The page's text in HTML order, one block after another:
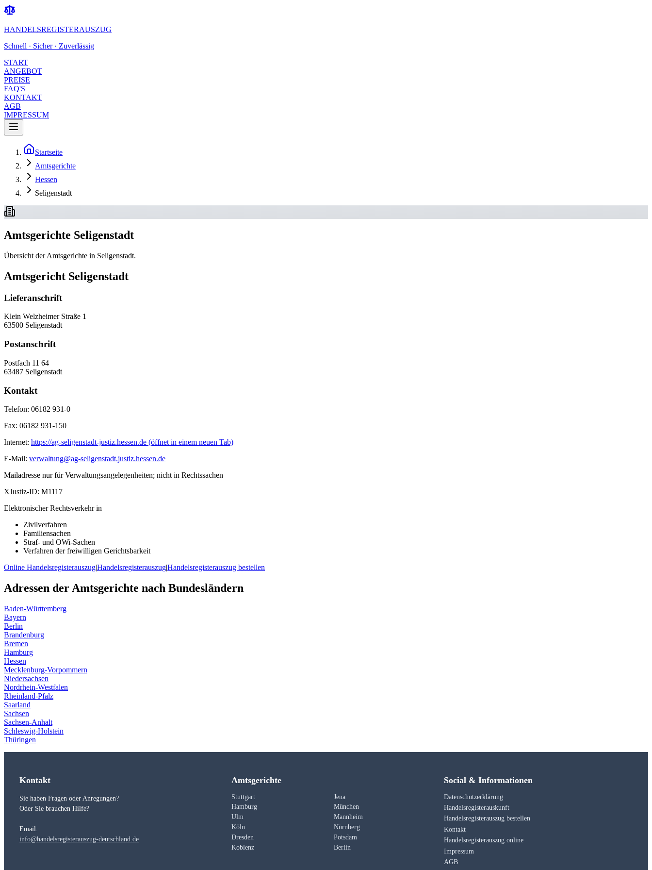
HANDELSREGISTERAUSZUG
Schnell · Sicher · Zuverlässig
START
ANGEBOT
PREISE
FAQ'S
KONTAKT
AGB
IMPRESSUM
Startseite
Amtsgerichte
Hessen
Seligenstadt
Amtsgerichte Seligenstadt
Übersicht der Amtsgerichte in Seligenstadt.
Amtsgericht Seligenstadt
Lieferanschrift
Klein Welzheimer Straße 1
63500 Seligenstadt
Postanschrift
Postfach 11 64
63487 Seligenstadt
Kontakt
Telefon: 06182 931-0
Fax: 06182 931-150
Internet: https://ag-seligenstadt-justiz.hessen.de (öffnet in einem neuen Tab)
E-Mail: verwaltung@ag-seligenstadt.justiz.hessen.de
Mailadresse nur für Verwaltungsangelegenheiten; nicht in Rechtssachen
XJustiz-ID: M1117
Elektronischer Rechtsverkehr in
Zivilverfahren
Familiensachen
Straf- und OWi-Sachen
Verfahren der freiwilligen Gerichtsbarkeit
Online Handelsregisterauszug|Handelsregisterauszug|Handelsregisterauszug bestellen
Adressen der Amtsgerichte nach Bundesländern
Baden-Württemberg
Bayern
Berlin
Brandenburg
Bremen
Hamburg
Hessen
Mecklenburg-Vorpommern
Niedersachsen
Nordrhein-Westfalen
Rheinland-Pfalz
Saarland
Sachsen
Sachsen-Anhalt
Schleswig-Holstein
Thüringen
Kontakt
Sie haben Fragen oder Anregungen?
Oder Sie brauchen Hilfe?
Email:
info@handelsregisterauszug-deutschland.de
Amtsgerichte
Stuttgart
Jena
Hamburg
München
Ulm
Mannheim
Köln
Nürnberg
Dresden
Potsdam
Koblenz
Berlin
Social & Informationen
Datenschutzerklärung
Handelsregisterauskunft
Handelsregisterauszug bestellen
Kontakt
Handelsregisterauszug online
Impressum
AGB